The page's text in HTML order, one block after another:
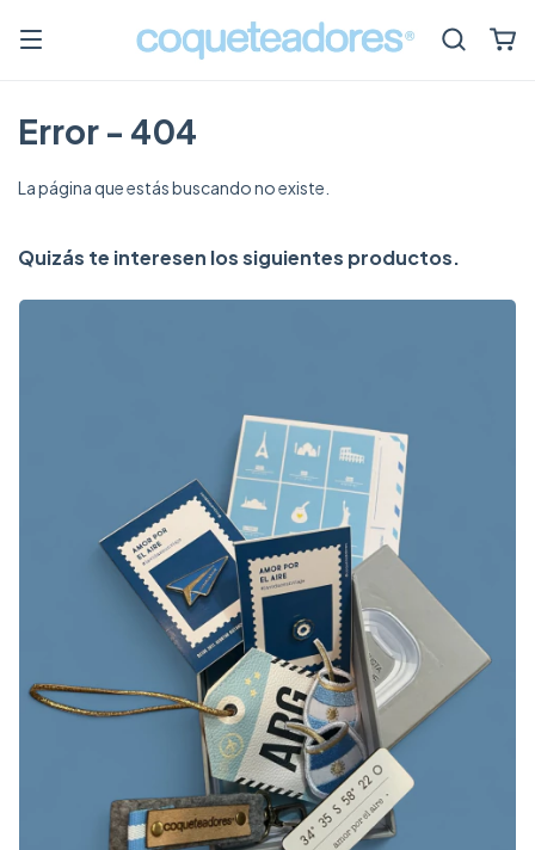
Error - 404
La página que estás buscando no existe.
Quizás te interesen los siguientes productos.